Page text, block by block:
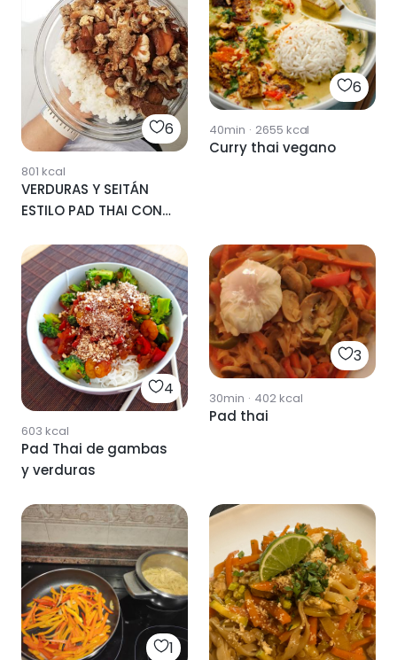
6
801 kcal
VERDURAS Y SEITÁN
ESTILO PAD THAI CON
6
40min · 2655 kcal
Curry thai vegano
4
603 kcal
Pad Thai de gambas
y verduras
3
30min · 402kcal
Pad thai
1